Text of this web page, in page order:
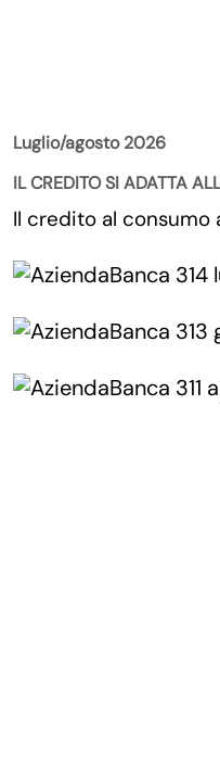
Luglio/agosto 2026
IL CREDITO SI ADATTA
Il credito al